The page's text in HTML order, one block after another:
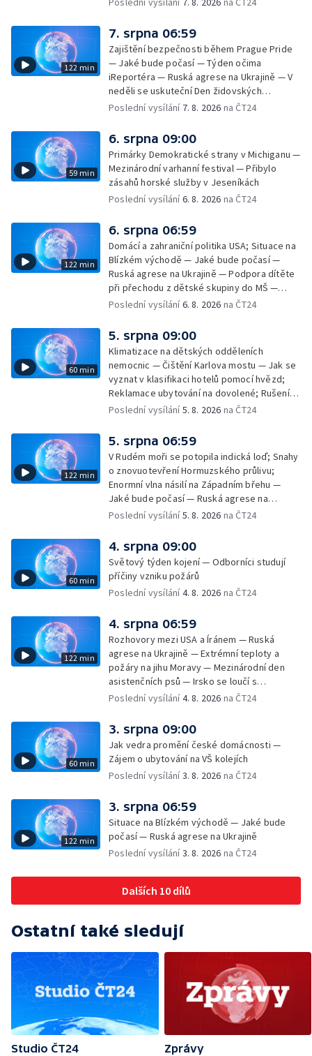
122 min
7. srpna 06:59
Zajištění bezpečnosti během Prague Pride
— Jaké bude počasí — Týden očima
iReportéra — Ruská agrese na Ukrajině — V
neděli se uskuteční Den židovských
památek — Vila Tugendhat slaví 25 let na
atletice 2026 — Výzkum: epidemie digitálních
závislostí je mýtus — Demolice vyhořelé
výškové budovy ve Zlíně
Poslední vysílání 7. 8. 2026 na ČT24
59 min
6. srpna 09:00
Primárky Demokratické strany v Michiganu —
Mezinárodní varhanní festival — Přibylo
zásahů horské služby v Jeseníkách
Poslední vysílání6. 8. 2026 na ČT24
122 min
6. srpna 06:59
Domácí a zahraniční politika USA; Situace na
Blízkém východě — Jaké bude počasí —
Ruská agrese na Ukrajině — Podpora dítěte
při přechodu z dětské skupiny do MŠ —
Filmové premiéry týdne — Dvě deci tuše v
rakovinu prsu
Poslední vysílání6. 8. 2026 na ČT24
60 min
5. srpna 09:00
Klimatizace na dětských odděleních
nemocnic — Čištění Karlova mostu — Jak se
vyznat v klasifikaci hotelů pomocí hvězd;
Reklamace ubytování na dovolené; Rušení
dovolené kvůli přírodním živlům; Práva
na dovolené v zahraničí; Platby a výběry na
dovolené v zahraničí — Těžba léčivé rašeliny
u Malé Morávky
Poslední vysílání5. 8. 2026 na ČT24
122 min
5. srpna 06:59
V Rudém moři se potopila indická loď; Snahy
o znovuotevření Hormuzského průlivu;
Enormní vlna násilí na Západním břehu —
Jaké bude počasí — Ruská agrese na
Ukrajině — Vliv veder na lidské orgány — Při
— Třem obcím na Brněnsku dočasně došla
pitná voda — SP v orientačním běhu v Česku
— Horko a požáry sužují Evropu — Rybářský
příměstský tábor
Poslední vysílání5. 8. 2026 na ČT24
60 min
4. srpna 09:00
Světový týden kojení — Odborníci studují
příčiny vzniku požárů
Poslední vysílání4. 8. 2026 na ČT24
122 min
4. srpna 06:59
Rozhovory mezi USA a Íránem — Ruská
agrese na Ukrajině — Extrémní teploty a
požáry na jihu Moravy — Mezinárodní den
asistenčních psů — Irsko se loučí s
hudebníkem Glenem Hansardem
Poslední vysílání4. 8. 2026 na ČT24
60 min
3. srpna 09:00
Jak vedra promění české domácnosti —
Zájem o ubytování na VŠ kolejích
Poslední vysílání3. 8. 2026 na ČT24
122 min
3. srpna 06:59
Situace na Blízkém východě — Jaké bude
počasí — Ruská agrese na Ukrajině
Poslední vysílání3. 8. 2026 na ČT24
Dalších 10 dílů
Ostatní také sledují
Studio ČT24
Zprávy